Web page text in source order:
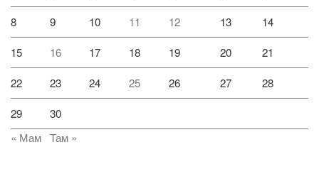
8 9 10 11 12 13 14
15 16 17 18 19 20 21
22 23 24 25 26 27 28
29
30
« Мам Там »